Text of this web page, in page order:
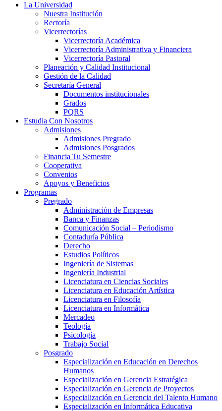
La Universidad
Nuestra Institución
Rectoría
Vicerrectorías
Vicerrectoría Académica
Vicerrectoría Administrativa y Financiera
Vicerrectoría Pastoral
Planeación y Calidad Institucional
Gestión de la Calidad
Secretaría General
Documentos institucionales
Grados
PQRS
Estudia Con Nosotros
Admisiones
Admisiones Pregrado
Admisiones Posgrados
Financia Tu Semestre
Cooperativa
Convenios
Apoyos y Beneficios
Programas
Pregrado
Administración de Empresas
Banca y Finanzas
Comunicación Social – Periodismo
Contaduría Pública
Derecho
Estudios Políticos
Ingeniería de Sistemas
Ingeniería Industrial
Licenciatura en Ciencias Sociales
Licenciatura en Educación Artística
Licenciatura en Filosofía
Licenciatura en Informática
Mercadeo
Teología
Psicología
Trabajo Social
Posgrado
Especialización en Educación en Derechos
Humanos
Especialización en Gerencia Estratégica
Especialización en Gerencia de Proyectos
Especialización en Gerencia del Talento Humano
Especialización en Informática Educativa